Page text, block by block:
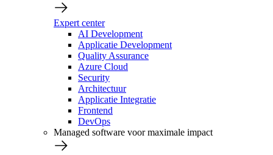
Expert center
AI Development
Applicatie Development
Quality Assurance
Azure Cloud
Security
Architectuur
Applicatie Integratie
Frontend
DevOps
Managed software voor maximale impact